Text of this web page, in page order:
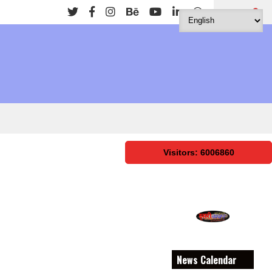
Visitors: 6006860
News Calendar